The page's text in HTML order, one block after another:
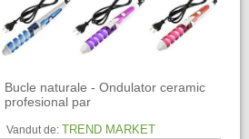
Bucle naturale - Ondulator ceramic
profesional par
Vandut de: TREND MARKET